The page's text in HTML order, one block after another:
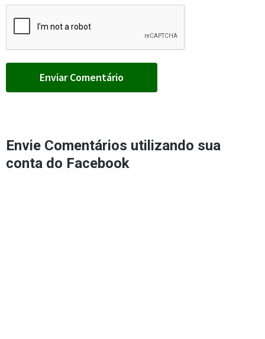
Envie Comentários utilizando sua
conta do Facebook